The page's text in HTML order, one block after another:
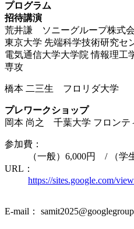
プログラム
招待講演
荒井謙 ソニーグループ株式
東京大学 先端科学技術研究セ
電気通信大学大学院 情報理工
専攻
橋本 二三生 フロリダ大学
プレワークショップ
岡本 尚之 千葉大学 フロンテ
参加費：
（一般）6,000円 / （学
URL：
https://sites.google.com/
E-mail：